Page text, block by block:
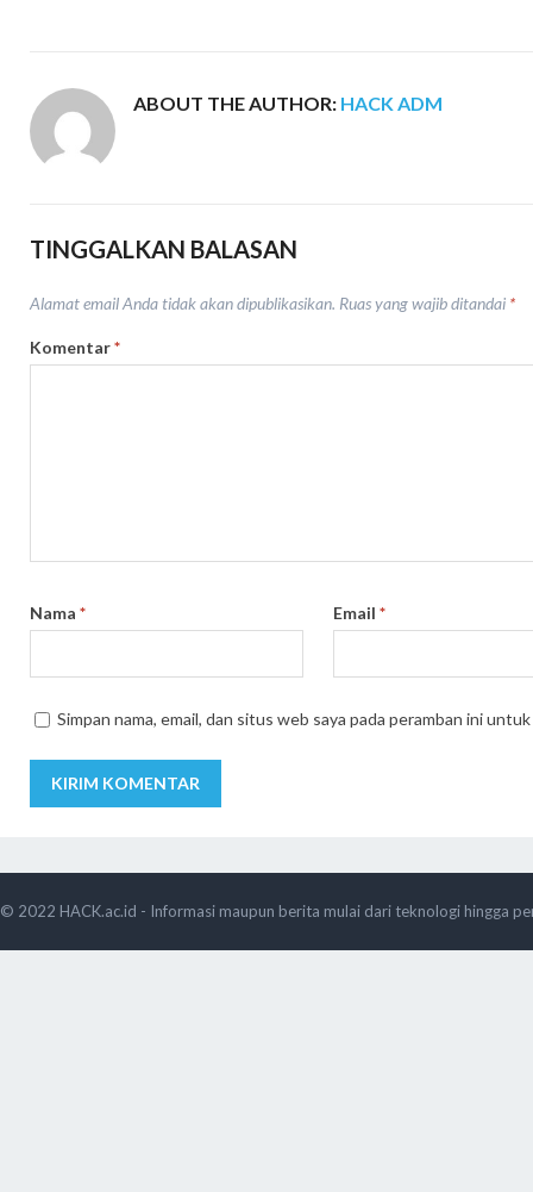
ABOUT THE AUTHOR: HACK ADM
TINGGALKAN BALASAN
Alamat email Anda tidak akan dipublikasikan. Ruas yang wajib ditandai *
Komentar*
Nama * Email *
Simpan nama, email, dan situs web saya pada peramban ini
© 2022 HACK.ac.id - Informasi maupun berita mulai dari teknologi hingga